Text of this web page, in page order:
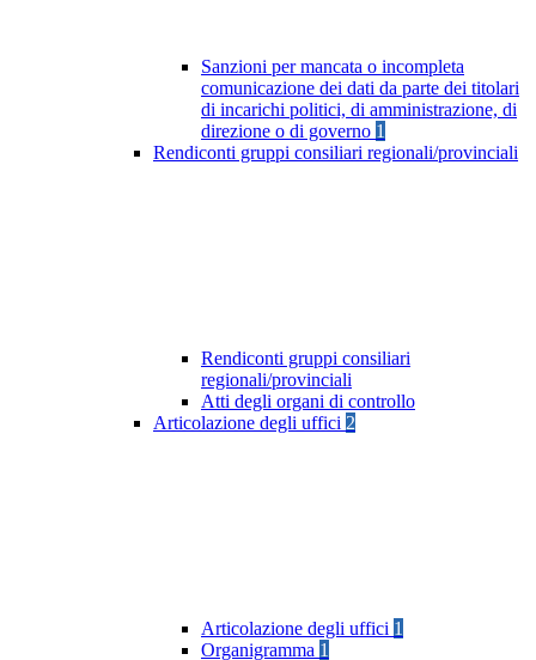
Sanzioni per mancata o incompleta
comunicazione dei dati da parte dei titolari
di incarichi politici, di amministrazione, di
direzione o di governo 1
Rendiconti gruppi consiliari regionali/provinciali
Rendiconti gruppi consiliari
regionali/provinciali
Atti degli organi di controllo
Articolazione degli uffici 2
Articolazione degli uffici 1
Organigramma 1